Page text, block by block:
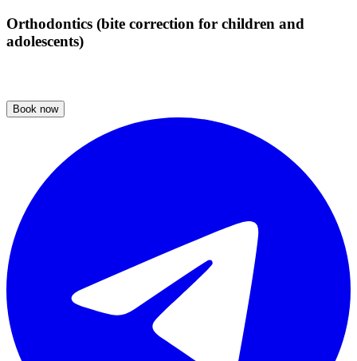
Orthodontics (bite correction for children and
adolescents)
Book now